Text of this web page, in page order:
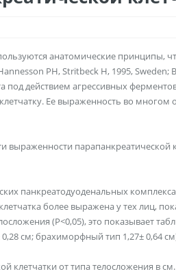
анатомические принципы,
PH, Stritbeck H, 1995, Sweden;
под действием агрессивных
Ее выраженность во многом
выраженности парапанкреатической
панкреатодуоденальных
более выражена у тех лиц,
(Р<0,05), это показывает
см; брахиморфный тип 1,27± 0,64
клетчатки от типа телосложения в см.